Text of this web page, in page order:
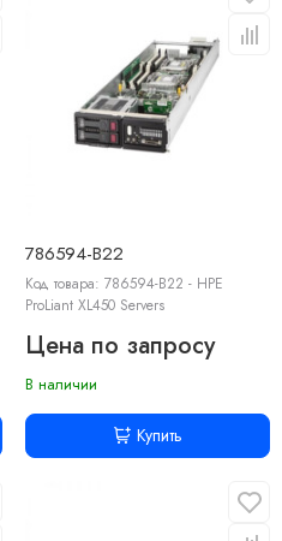
786594-B22
Код товара: 786594-B22 - HPE
ProLiant XL450 Servers
Цена по запросу
В наличии
Купить